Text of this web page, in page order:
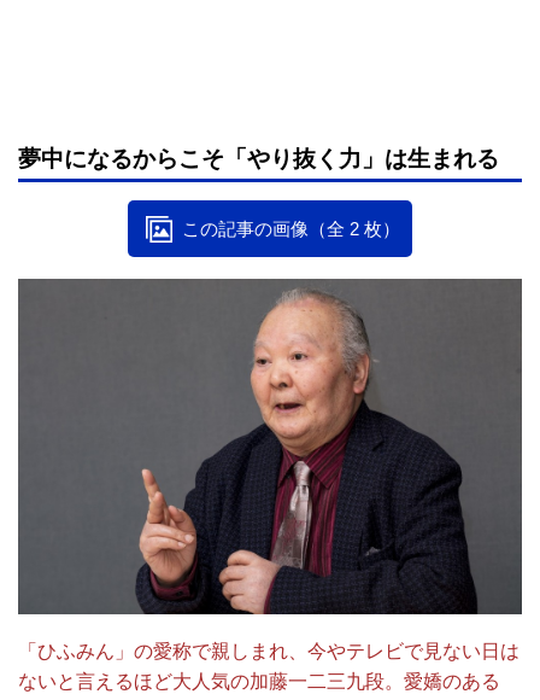
夢中になるからこそ「やり抜く力」は生まれる
この記事の画像（全 2 枚）
「ひふみん」の愛称で親しまれ、今やテレビで見ない日は
ないと言えるほど大人気の加藤一二三九段。愛嬌のある